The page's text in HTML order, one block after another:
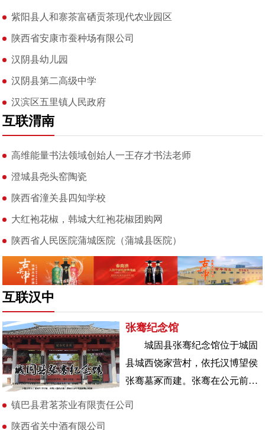
紫阳县人和寨茶富硒贡茶现代农业园区
陕西省安康市蚕种场有限公司
汉阴县幼儿园
汉阴县第二高级中学
汉滨区五里镇人民政府
互联渭南
高维能量书法领域创始人一王存才书法老师
澄城县尧头窑陶瓷
陕西省潼关县四知学校
大红袍花椒，韩城大红袍花椒团购网
陕西省人民医院蒲城医院（蒲城县医院）
互联汉中
张骞纪念馆
城固县张骞纪念馆位于城固
县城西饶家营村，依托汉博望侯
张骞墓冢而建。张骞在公元前
114年去世后归葬故里，便葬于
镇巴县君茗茶业有限责任公司
陕西省关中酒有限公司